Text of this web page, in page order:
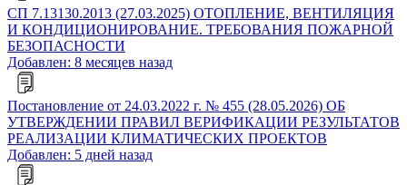
СП 7.13130.2013 (27.03.2025) ОТОПЛЕНИЕ, ВЕНТИЛЯЦИЯ
И КОНДИЦИОНИРОВАНИЕ. ТРЕБОВАНИЯ ПОЖАРНОЙ
БЕЗОПАСНОСТИ
Добавлен: 8 месяцев назад
Постановление от 24.03.2022 г. № 455 (28.05.2026) ОБ
УТВЕРЖДЕНИИ ПРАВИЛ ВЕРИФИКАЦИИ РЕЗУЛЬТАТОВ
РЕАЛИЗАЦИИ КЛИМАТИЧЕСКИХ ПРОЕКТОВ
Добавлен: 5 дней назад